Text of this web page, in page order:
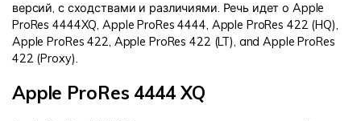
версий, с сходствами и различиями. Речь идет о Apple
ProRes 4444XQ, Apple ProRes 4444, Apple ProRes 422 (HQ),
Apple ProRes 422, Apple ProRes 422 (LT), and Apple ProRes
422 (Proxy).
Apple ProRes 4444 XQ